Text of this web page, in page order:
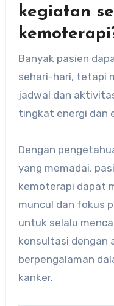
kegiatan
Banyak pasien
sehari-hari, tetapi
jadwal dan
tingkat energi dan
Dengan
yang memadai,
kemoterapi dapat
muncul dan fokus
untuk selalu
konsultasi dengan
berpengalaman
kanker.